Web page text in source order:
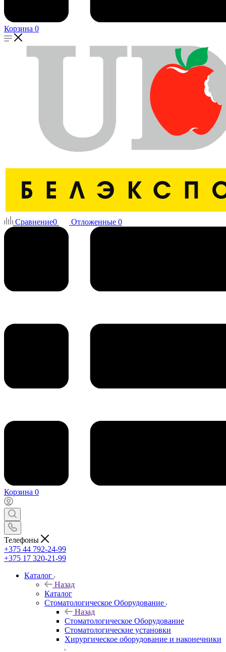
Корзина 0
Сравнение0 Отложенные 0
Корзина 0
Телефоны
+375 44 792-24-99
+375 17 320-21-99
Каталог
Назад
Каталог
Стоматологическое Оборудование
Назад
Стоматологическое Оборудование
Стоматологические установки
Хирургическое оборудование и наконечники